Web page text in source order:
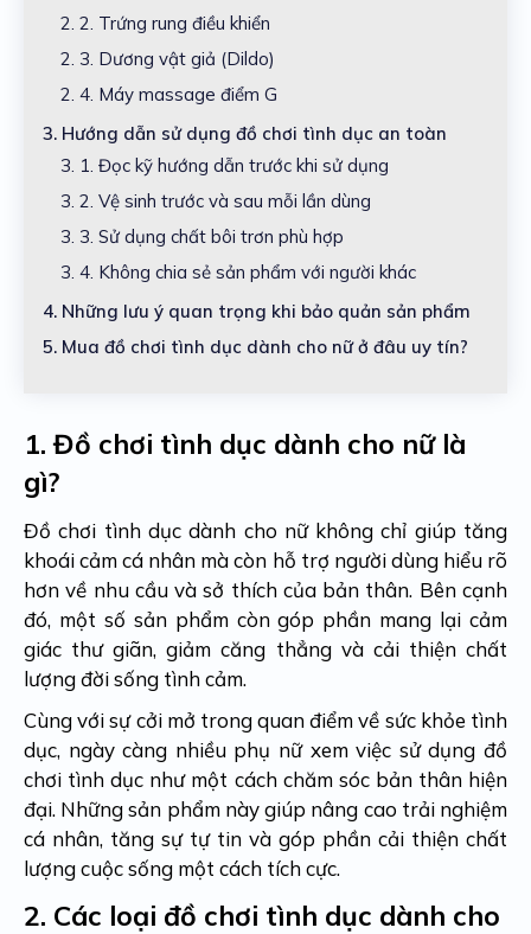
2. 2. Trứng rung điều khiển
2. 3. Dương vật giả (Dildo)
2. 4. Máy massage điểm G
3. Hướng dẫn sử dụng đồ chơi tình dục an toàn
3. 1. Đọc kỹ hướng dẫn trước khi sử dụng
3. 2. Vệ sinh trước và sau mỗi lần dùng
3. 3. Sử dụng chất bôi trơn phù hợp
3. 4. Không chia sẻ sản phẩm với người khác
4. Những lưu ý quan trọng khi bảo quản sản phẩm
5. Mua đồ chơi tình dục dành cho nữ ở đâu uy tín?
1.Đồ chơi tình dục dành cho nữ là
gì?
Đồ chơi tình dục dành cho nữ không chỉ giúp tăng
khoái cảm cá nhân mà còn hỗ trợ người dùng hiểu rõ
hơn về nhu cầu và sở thích của bản thân. Bên cạnh
đó, một số sản phẩm còn góp phần mang lại cảm
giác thư giãn, giảm căng thẳng và cải thiện chất
lượng đời sống tình cảm.
Cùng với sự cởi mở trong quan điểm về sức khỏe tình
dục, ngày càng nhiều phụ nữ xem việc sử dụng đồ
chơi tình dục như một cách chăm sóc bản thân hiện
đại. Những sản phẩm này giúp nâng cao trải nghiệm
cá nhân, tăng sự tự tin và góp phần cải thiện chất
lượng cuộc sống một cách tích cực.
2. Các loại đồ chơi tình dục dành cho